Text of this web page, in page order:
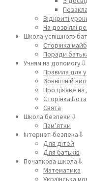
Відкриті
На дозвіллі
Школа успішного
Сторінка
Поради
Учням на допомогу⇩
Правила для
Зовнішній
Про цікаве на
Сторінка
Свята
Школа безпеки⇩
Пам’ятки
Інтернет-безпека⇩
Для дітей
Для батьків
Початкова школа⇩
Математика
Українська